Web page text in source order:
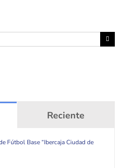
Reciente
Fútbol Base “Ibercaja Ciudad de